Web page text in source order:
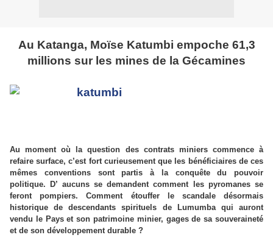
Au Katanga, Moïse Katumbi empoche 61,3
millions sur les mines de la Gécamines
Au moment où la question des contrats miniers commence à
refaire surface, c’est fort curieusement que les bénéficiaires de ces
mêmes conventions sont partis à la conquête du pouvoir
politique. D’ aucuns se demandent comment les pyromanes se
feront pompiers. Comment étouffer le scandale désormais
historique de descendants spirituels de Lumumba qui auront
vendu le Pays et son patrimoine minier, gages de sa souveraineté
et de son développement durable ?